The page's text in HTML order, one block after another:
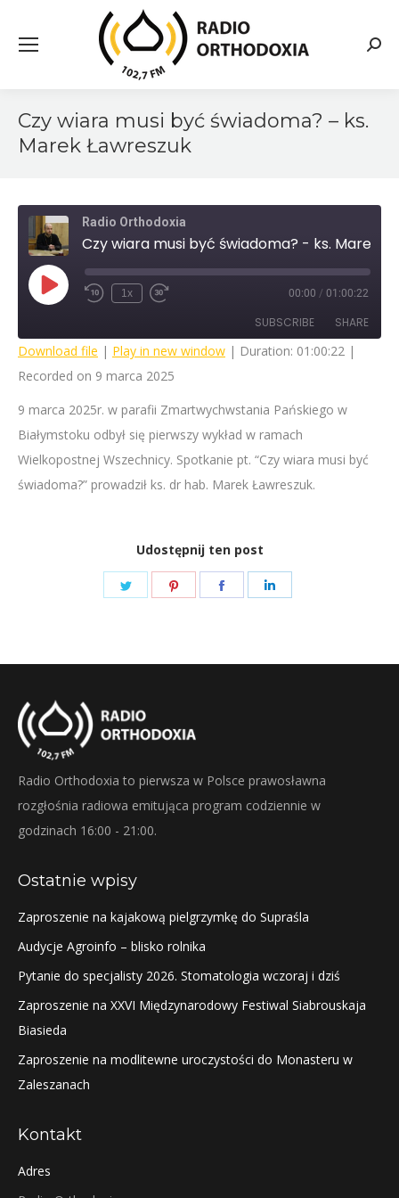
Czy wiara musi być świadoma? – ks.
Marek Ławreszuk
Radio Orthodoxia
Play
EpisodeRewind
1x
Fast
seconds
00:00 / 01:00:22
SUBSCRIBE SHARE
SHARE
LINK
EMBED
Download file | Play in new window | Duration: 01:00:22 |
Recorded on 9 marca 2025
9 marca 2025r. w parafii Zmartwychwstania Pańskiego w
Białymstoku odbył się pierwszy wykład w ramach
Wielkopostnej Wszechnicy. Spotkanie pt. “Czy wiara musi być
świadoma?” prowadził ks. dr hab. Marek Ławreszuk.
Udostępnij ten post
Share
Share
Share
Radio Orthodoxia to pierwsza w Polsce prawosławna
rozgłośnia radiowa emitująca program codziennie w
godzinach 16:00 - 21:00.
Ostatnie wpisy
Zaproszenie na kajakową pielgrzymkę do Supraśla
Audycje Agroinfo – blisko rolnika
Pytanie do specjalisty 2026. Stomatologia wczoraj i dziś
Zaproszenie na XXVI Międzynarodowy Festiwal Siabrouskaja
Biasieda
Zaproszenie na modlitewne uroczystości do Monasteru w
Zaleszanach
Kontakt
Adres